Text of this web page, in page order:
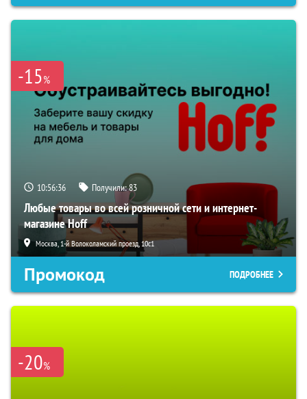
-15%
10:56:35 Получили:83
Любые товары во всей розничной сети и интернет-
магазине Hoff
Москва, 1-й Волоколамский проезд, 10с1
Промокод ПОДРОБНЕЕ
-20%